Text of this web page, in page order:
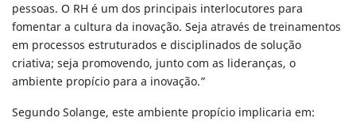
pessoas. O RH é um dos principais interlocutores para
fomentar a cultura da inovação. Seja através de treinamentos
em processos estruturados e disciplinados de solução
criativa; seja promovendo, junto com as lideranças, o
ambiente propício para a inovação.”
Segundo Solange, este ambiente propício implicaria em: